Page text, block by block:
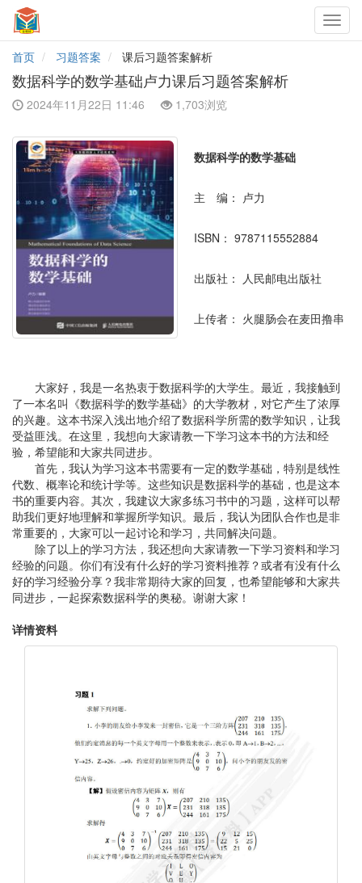
首页
习题答案 课后习题答案解析
数据科学的数学基础卢力课后习题答案解析
2024年11月22日 11:46 1,703浏览
数据科学的数学基础
主 编： 卢力
ISBN： 9787115552884
出版社： 人民邮电出版社
上传者： 火腿肠会在麦田撸串
大家好，我是一名热衷于数据科学的大学生。最近，我接触到
了一本名叫《数据科学的数学基础》的大学教材，对它产生了浓厚
的兴趣。这本书深入浅出地介绍了数据科学所需的数学知识，让我
受益匪浅。在这里，我想向大家请教一下学习这本书的方法和经
验，希望能和大家共同进步。
首先，我认为学习这本书需要有一定的数学基础，特别是线性
代数、概率论和统计学等。这些知识是数据科学的基础，也是这本
书的重要内容。其次，我建议大家多练习书中的习题，这样可以帮
助我们更好地理解和掌握所学知识。最后，我认为团队合作也是非
常重要的，大家可以一起讨论和学习，共同解决问题。
除了以上的学习方法，我还想向大家请教一下学习资料和学习
经验的问题。你们有没有什么好的学习资料推荐？或者有没有什么
好的学习经验分享？我非常期待大家的回复，也希望能够和大家共
同进步，一起探索数据科学的奥秘。谢谢大家！
详情资料